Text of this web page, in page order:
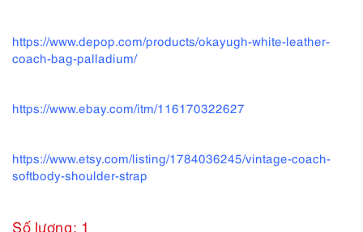
https://www.depop.com/products/okayugh-white-leather-
coach-bag-palladium/
https://www.ebay.com/itm/116170322627
https://www.etsy.com/listing/1784036245/vintage-coach-
softbody-shoulder-strap
Số lượng: 1